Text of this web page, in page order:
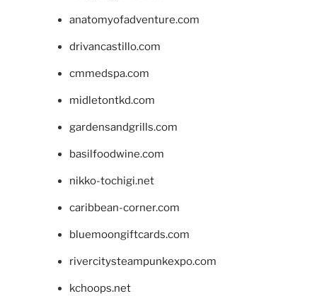
anatomyofadventure.com
drivancastillo.com
cmmedspa.com
midletontkd.com
gardensandgrills.com
basilfoodwine.com
nikko-tochigi.net
caribbean-corner.com
bluemoongiftcards.com
rivercitysteampunkexpo.com
kchoops.net